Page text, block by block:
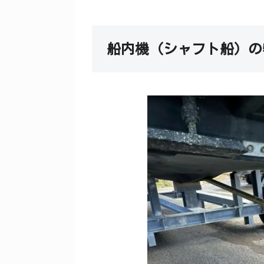
船内機（シャフト船）